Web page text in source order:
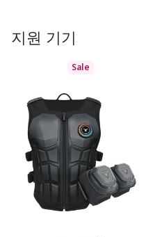
지원 기기
Sale